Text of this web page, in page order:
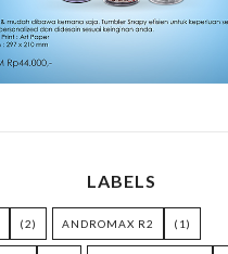
LABELS
(2) ANDROMAX R2 (1)